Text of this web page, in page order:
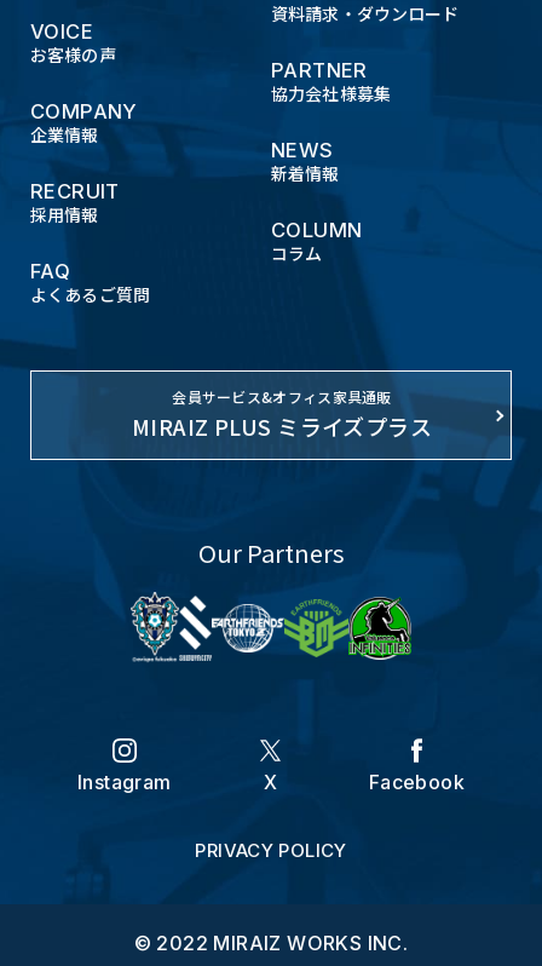
VOICE
お客様の声
COMPANY
企業情報
RECRUIT
採用情報
FAQ
よくあるご質問
資料請求・ダウンロード
PARTNER
協力会社様募集
NEWS
新着情報
COLUMN
コラム
会員サービス&オフィス家具通販
MIRAIZ PLUS ミライズプラス
Our Partners
Instagram X Facebook
PRIVACY POLICY
© 2022 MIRAIZ WORKS INC.